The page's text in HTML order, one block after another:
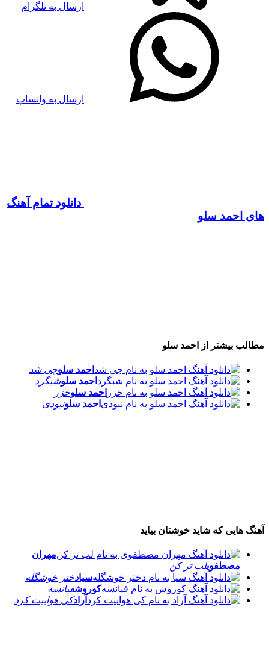
ارسال به تلگرام
ارسال به واتساپ
دانلود تمام آهنگ
های احمد سلو
مطالب بیشتر از احمد سلو
احمد سلوچی شد
احمد سلوشبگرد
احمد سلوخزر
احمد سلونبودی
آهنگ هایی که شاید خوشتان بیاید
مهران
مصطفویلب تر کن
سیادختر خوشگله
کوروشفیانسه
آرادکی هواییت کرد